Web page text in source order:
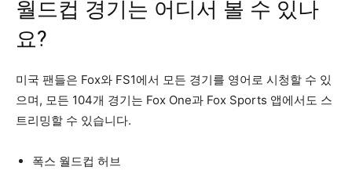
월드컵 경기는 어디서 볼 수 있나
요?
미국 팬들은 Fox와 FS1에서 모든 경기를 영어로 시청할 수 있
으며, 모든 104개 경기는 Fox One과 Fox Sports 앱에서도 스
트리밍할 수 있습니다.
폭스 월드컵 허브